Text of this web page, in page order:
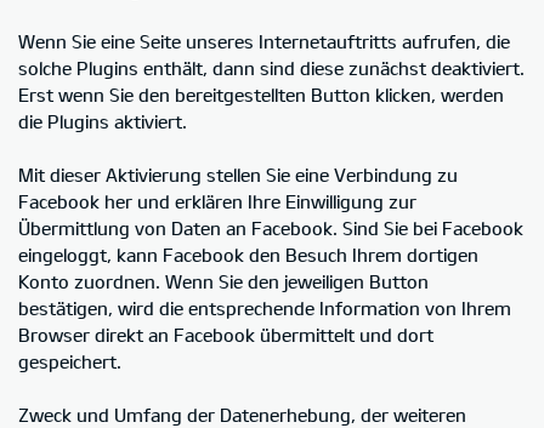
Wenn Sie eine Seite unseres Internetauftritts aufrufen, die
solche Plugins enthält, dann sind diese zunächst deaktiviert.
Erst wenn Sie den bereitgestellten Button klicken, werden
die Plugins aktiviert.
Mit dieser Aktivierung stellen Sie eine Verbindung zu
Facebook her und erklären Ihre Einwilligung zur
Übermittlung von Daten an Facebook. Sind Sie bei Facebook
eingeloggt, kann Facebook den Besuch Ihrem dortigen
Konto zuordnen. Wenn Sie den jeweiligen Button
bestätigen, wird die entsprechende Information von Ihrem
Browser direkt an Facebook übermittelt und dort
gespeichert.
Zweck und Umfang der Datenerhebung, der weiteren